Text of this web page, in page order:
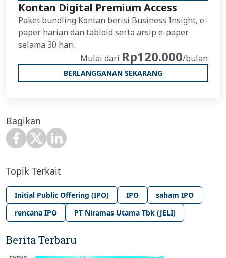
Kontan Digital Premium Access
Paket bundling Kontan berisi Business Insight, e-
paper harian dan tabloid serta arsip e-paper
selama 30 hari.
Mulai dari Rp120.000/bulan
BERLANGGANAN SEKARANG
Bagikan
Topik Terkait
Initial Public Offering (IPO) IPO
saham IPO
rencana IPO
PT Niramas Utama Tbk (JELI)
Berita Terbaru